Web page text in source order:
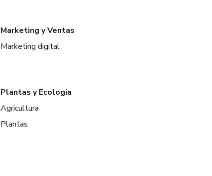
Marketing y Ventas
Marketing digital
Plantas y Ecología
Agricultura
Plantas